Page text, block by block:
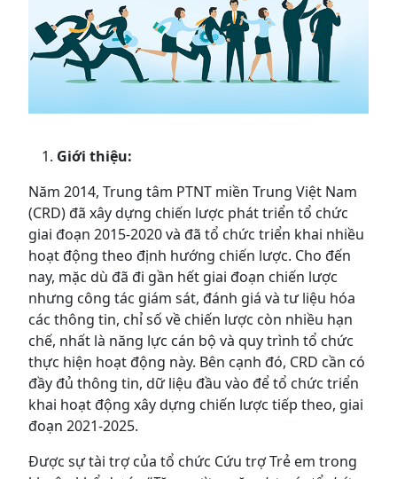
Giới thiệu:
Năm 2014, Trung tâm PTNT miền Trung Việt Nam
(CRD) đã xây dựng chiến lược phát triển tổ chức
giai đoạn 2015-2020 và đã tổ chức triển khai nhiều
hoạt động theo định hướng chiến lược. Cho đến
nay, mặc dù đã đi gần hết giai đoạn chiến lược
nhưng công tác giám sát, đánh giá và tư liệu hóa
các thông tin, chỉ số về chiến lược còn nhiều hạn
chế, nhất là năng lực cán bộ và quy trình tổ chức
thực hiện hoạt động này. Bên cạnh đó, CRD cần có
đầy đủ thông tin, dữ liệu đầu vào để tổ chức triển
khai hoạt động xây dựng chiến lược tiếp theo, giai
đoạn 2021-2025.
Được sự tài trợ của tổ chức Cứu trợ Trẻ em trong